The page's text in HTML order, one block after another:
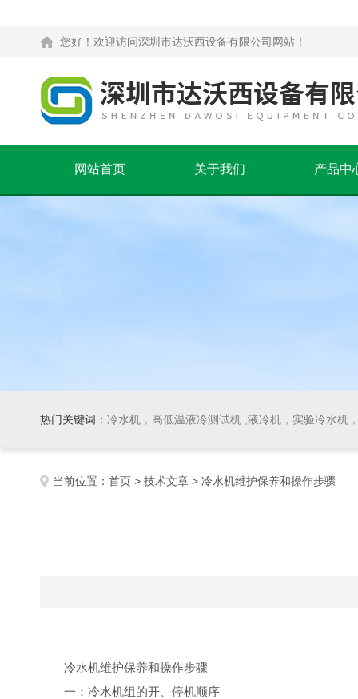
您好！欢迎访问深圳市达沃西设备有限公司网站！
网站首页 关于我们 产品中
热门关键词： 冷水机，高低温液冷测试机 ,液冷机，实验冷水机，
当前位置： 首页 > 技术文章 > 冷水机维护保养和操作步骤
冷水机维护保养和操作步骤
一： 冷水机组的开、停机顺序